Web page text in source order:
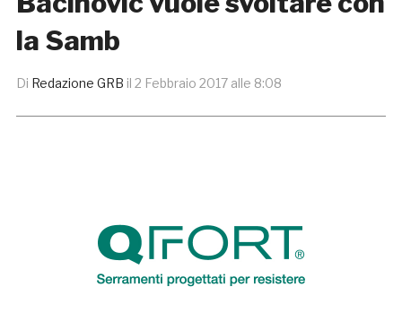
la Samb
Di Redazione GRB il 2 Febbraio 2017 alle 8:08